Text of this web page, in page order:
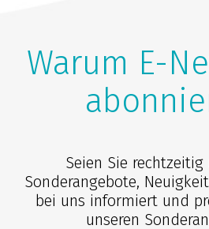
Warum E-
Seien Sie rechtzeitig
Sonderangebote,
bei uns informiert und
unseren